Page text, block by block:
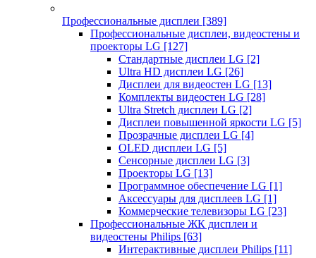
Профессиональные дисплеи [389]
Профессиональные дисплеи, видеостены и
проекторы LG [127]
Стандартные дисплеи LG [2]
Ultra HD дисплеи LG [26]
Дисплеи для видеостен LG [13]
Комплекты видеостен LG [28]
Ultra Stretch дисплеи LG [2]
Дисплеи повышенной яркости LG [5]
Прозрачные дисплеи LG [4]
OLED дисплеи LG [5]
Сенсорные дисплеи LG [3]
Проекторы LG [13]
Программное обеспечение LG [1]
Аксессуары для дисплеев LG [1]
Коммерческие телевизоры LG [23]
Профессиональные ЖК дисплеи и
видеостены Philips [63]
Интерактивные дисплеи Philips [11]